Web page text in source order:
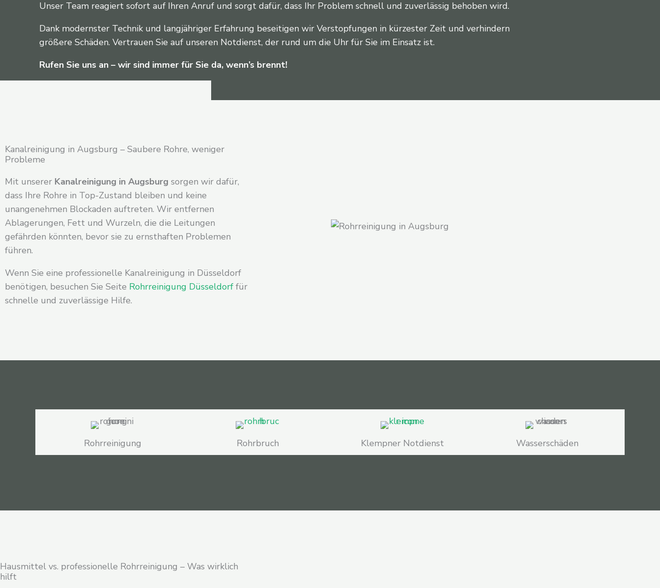
Unser Team reagiert sofort auf Ihren Anruf und sorgt dafür, dass Ihr Problem schnell und zuverlässig behoben wird.
Dank modernster Technik und langjähriger Erfahrung beseitigen wir Verstopfungen in kürzester Zeit und verhindern
größere Schäden. Vertrauen Sie auf unseren Notdienst, der rund um die Uhr für Sie im Einsatz ist.
Rufen Sie uns an – wir sind immer für Sie da, wenn’s brennt!
Kanalreinigung in Augsburg – Saubere Rohre, weniger
Probleme
Mit unserer Kanalreinigung in Augsburg sorgen wir dafür,
dass Ihre Rohre in Top-Zustand bleiben und keine
unangenehmen Blockaden auftreten. Wir entfernen
Ablagerungen, Fett und Wurzeln, die die Leitungen
gefährden könnten, bevor sie zu ernsthaften Problemen
führen.
Wenn Sie eine professionelle Kanalreinigung in Düsseldorf
benötigen, besuchen Sie Seite Rohrreinigung Düsseldorf für
schnelle und zuverlässige Hilfe.
Rohrreinigung Rohrbruch Klempner Notdienst Wasserschäden
Hausmittel vs. professionelle Rohrreinigung – Was wirklich
hilft